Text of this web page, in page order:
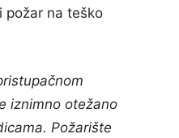
požar na teško
iznimno otežano
Požarište